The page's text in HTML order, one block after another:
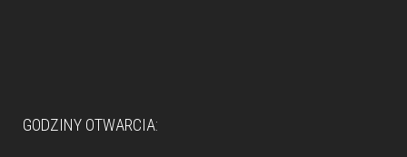
GODZINY OTWARCIA: